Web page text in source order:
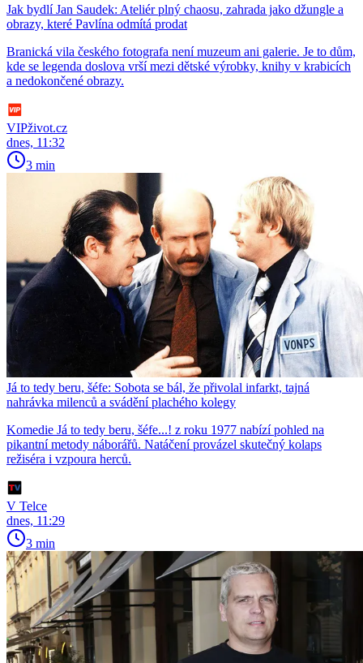
Jak bydlí Jan Saudek: Ateliér plný chaosu, zahrada jako džungle a
obrazy, které Pavlína odmítá prodat
Branická vila českého fotografa není muzeum ani galerie. Je to dům,
kde se legenda doslova vrší mezi dětské výrobky, knihy v krabicích
a nedokončené obrazy.
VIPživot.cz
dnes, 11:32
3 min
Já to tedy beru, šéfe: Sobota se bál, že přivolal infarkt, tajná
nahrávka milenců a svádění plachého kolegy
Komedie Já to tedy beru, šéfe...! z roku 1977 nabízí pohled na
pikantní metody náborářů. Natáčení provázel skutečný kolaps
režiséra i vzpoura herců.
V Telce
dnes, 11:29
3 min